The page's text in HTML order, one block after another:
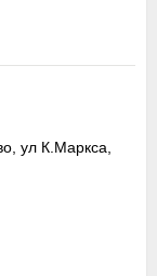
ул К.Маркса,